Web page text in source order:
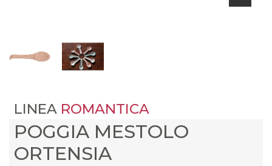
LINEA ROMANTICA
POGGIA MESTOLO
ORTENSIA